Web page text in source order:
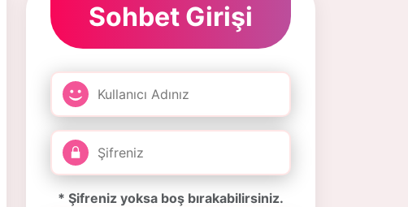
Sohbet Girişi
* Şifreniz yoksa boş bırakabilirsiniz.